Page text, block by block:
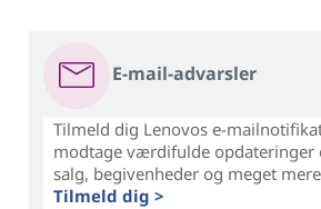
E-mail-advarsler
Tilmeld dig Lenovos e-
modtage værdifulde opdateringer
salg, begivenheder og meget
Tilmeld dig >